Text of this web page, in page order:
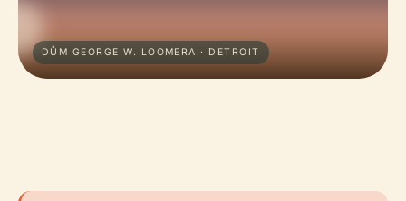
DŮM GEORGE W. LOOMERA · DETROIT